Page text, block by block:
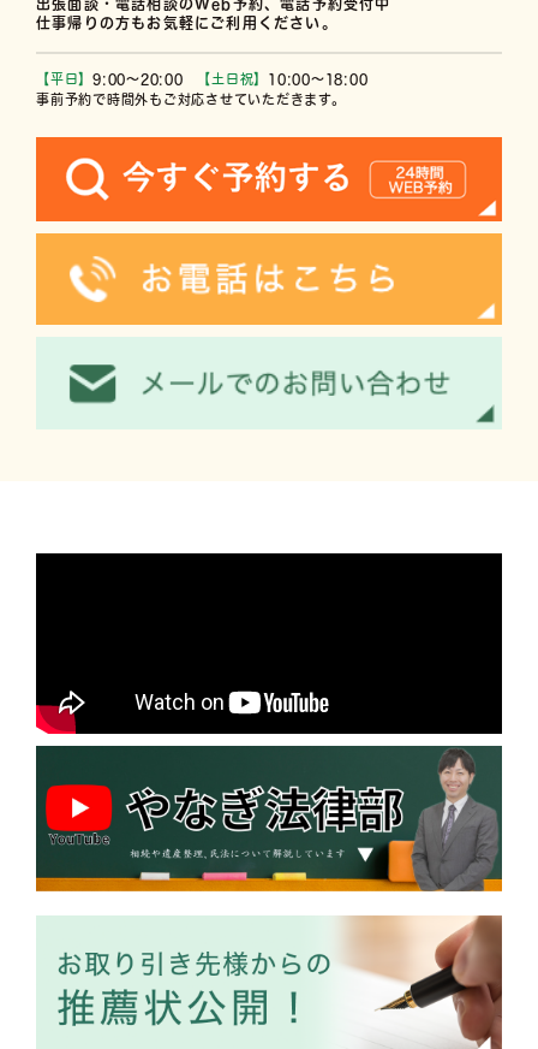
出張面談・電話相談のWeb予約、電話予約受付中
仕事帰りの方もお気軽にご利用ください。
【平日】 9:00〜20:00 【土日祝】 10:00〜18:00
事前予約で時間外もご対応させていただきます。